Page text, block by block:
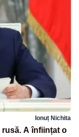
Ionuț Nichita
A înființat o